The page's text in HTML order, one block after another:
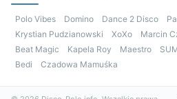
Polo Vibes Domino Dance 2 Disco
Krystian Pudzianowski
XoXo Marcin
Beat Magic
Kapela Roy Maestro
Bedi
Czadowa Mamuśka